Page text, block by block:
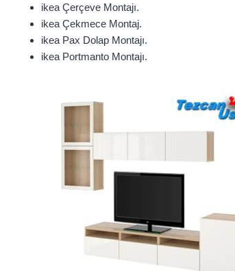
ikea Çerçeve Montajı.
ikea Çekmece Montaj.
ikea Pax Dolap Montajı.
ikea Portmanto Montajı.